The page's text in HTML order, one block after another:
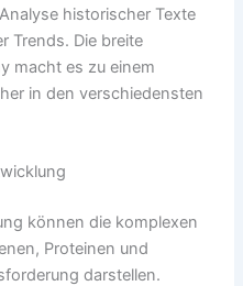
historischer Texte
Trends. Die breite
macht es zu einem
in den verschiedensten
können die komplexen
Proteinen und
darstellen.